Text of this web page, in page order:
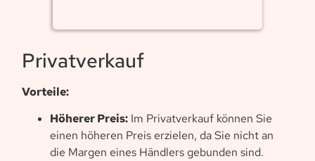
Privatverkauf
Vorteile:
Höherer Preis:Im Privatverkauf können Sie
einen höheren Preis erzielen, da Sie nicht an
die Margen eines Händlers gebunden sind.